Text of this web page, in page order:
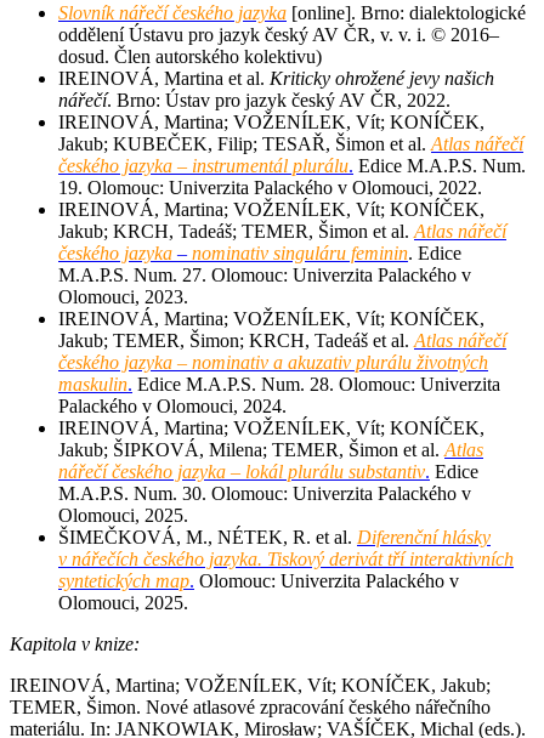
Slovník nářečí českého jazyka [online]. Brno: dialektologické
oddělení Ústavu pro jazyk český AV ČR, v. v. i. © 2016–
dosud. Člen autorského kolektivu)
IREINOVÁ, Martina et al. Kriticky ohrožené jevy našich
nářečí. Brno: Ústav pro jazyk český AV ČR, 2022.
IREINOVÁ, Martina; VOŽENÍLEK, Vít; KONÍČEK,
Jakub; KUBEČEK, Filip; TESAŘ, Šimon et al. Atlas nářečí
českého jazyka – instrumentál plurálu. Edice M.A.P.S. Num.
19. Olomouc: Univerzita Palackého v Olomouci, 2022.
IREINOVÁ, Martina; VOŽENÍLEK, Vít; KONÍČEK,
Jakub; KRCH, Tadeáš; TEMER, Šimon et al. Atlas nářečí
českého jazyka – nominativ singuláru feminin. Edice
M.A.P.S. Num. 27. Olomouc: Univerzita Palackého v
Olomouci, 2023.
IREINOVÁ, Martina; VOŽENÍLEK, Vít; KONÍČEK,
Jakub; TEMER, Šimon; KRCH, Tadeáš et al. Atlas nářečí
českého jazyka – nominativ a akuzativ plurálu životných
maskulin. Edice M.A.P.S. Num. 28. Olomouc: Univerzita
Palackého v Olomouci, 2024.
IREINOVÁ, Martina; VOŽENÍLEK, Vít; KONÍČEK,
Jakub; ŠIPKOVÁ, Milena; TEMER, Šimon et al. Atlas
nářečí českého jazyka – lokál plurálu substantiv. Edice
M.A.P.S. Num. 30. Olomouc: Univerzita Palackého v
Olomouci, 2025.
ŠIMEČKOVÁ, M., NÉTEK, R. et al. Diferenční hlásky
v nářečích českého jazyka. Tiskový derivát tří interaktivních
syntetických map. Olomouc: Univerzita Palackého v
Olomouci, 2025.
Kapitola v knize:
IREINOVÁ, Martina; VOŽENÍLEK, Vít; KONÍČEK, Jakub;
TEMER, Šimon. Nové atlasové zpracování českého nářečního
materiálu. In: JANKOWIAK, Mirosław; VAŠÍČEK, Michal (eds.).